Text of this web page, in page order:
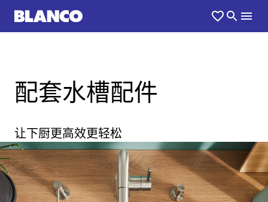
配套水槽配件
让下厨更高效更轻松